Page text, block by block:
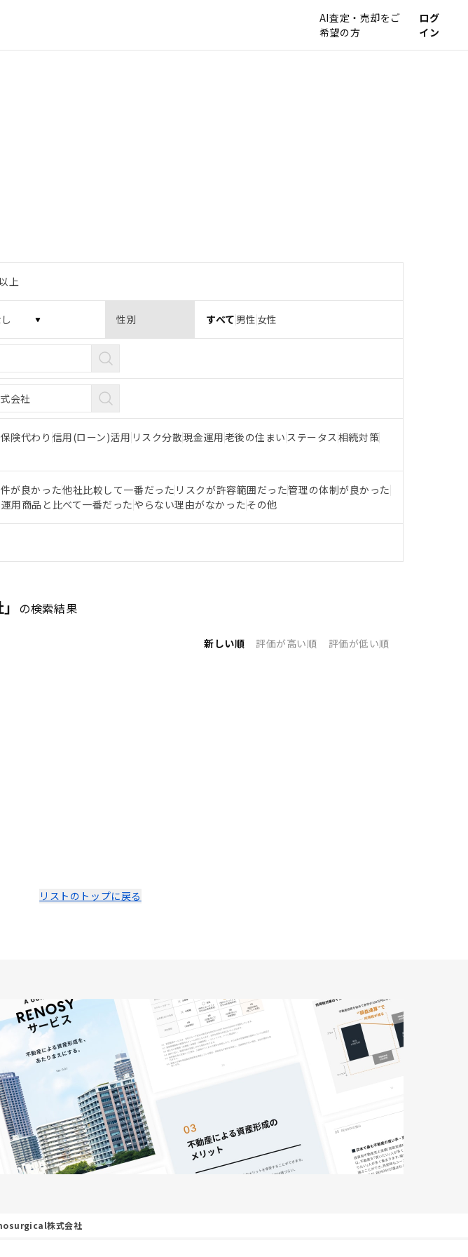
AI査定・売却をご
希望の方
ログ
イン
上
性別 すべて 男性 女性
険代わり 信用(ローン)活用 リスク分散現金運用老後の住まい ステータス相続対策
が良かった他社比較して一番だった リスクが許容範囲だった管理の体制が良かった
用商品と比べて一番だった やらない理由がなかったその他
の検索結果
新しい順 評価が高い順 評価が低い順
リストのトップに戻る
株式会社